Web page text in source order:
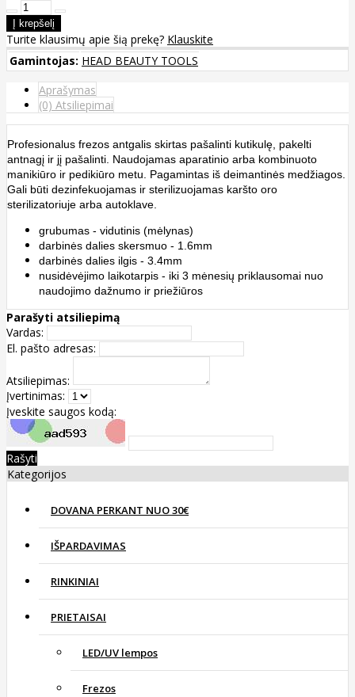
Turite klausimų apie šią prekę? Klauskite
Gamintojas: HEAD BEAUTY TOOLS
Aprašymas
(0) Atsiliepimai
Profesionalus frezos antgalis skirtas pašalinti kutikulę, pakelti
antnagį ir jį pašalinti. Naudojamas aparatinio arba kombinuoto
manikiūro ir pedikiūro metu. Pagamintas iš deimantinės medžiagos.
Gali būti dezinfekuojamas ir sterilizuojamas karšto oro
sterilizatoriuje arba autoklave.
grubumas - vidutinis (mėlynas)
darbinės dalies skersmuo - 1.6mm
darbinės dalies ilgis - 3.4mm
nusidėvėjimo laikotarpis - iki 3 mėnesių priklausomai nuo
naudojimo dažnumo ir priežiūros
Parašyti atsiliepimą
Vardas:
El. pašto adresas:
Atsiliepimas:
Įvertinimas:
Įveskite saugos kodą:
Rašyti
Kategorijos
DOVANA PERKANT NUO 30€
IŠPARDAVIMAS
RINKINIAI
PRIETAISAI
LED/UV lempos
Frezos